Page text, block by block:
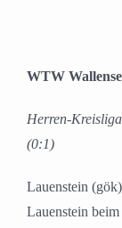
WTW
Herren-
(0:1)
Lauenstein
Lauenstein